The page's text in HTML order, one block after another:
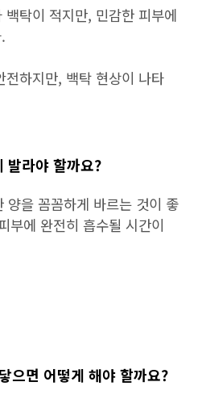
백탁이 적지만, 민감한 피부에
전하지만, 백탁 현상이 나타
발라야 할까요?
을 꼼꼼하게 바르는 것이 좋
부에 완전히 흡수될 시간이
으면 어떻게 해야 할까요?